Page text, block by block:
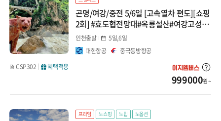
곤명/여강/중전 5/6일 [고속열차 편도][쇼핑
2회] #효도협전망대#옥룡설산#여강고성#
대,소석림#구향동굴
인천출발
5일,6일
대한항공
중국동방항공
CSP302
혜택적용
999000원 ~
프라임 노쇼핑 노팁 노옵션